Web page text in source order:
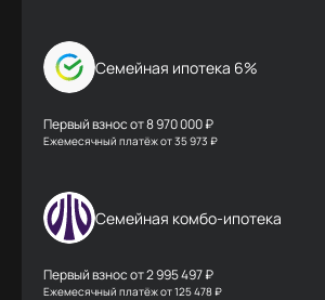
Семейная ипотека 6%
Первый взнос от8 970 000 ₽
Ежемесячный платёжот35 973 ₽
Семейная комбо-ипотека
Первый взнос от2 995 497 ₽
Ежемесячный платёжот125 478 ₽